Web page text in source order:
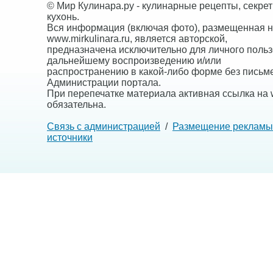
© Мир Кулинара.ру - кулинарные рецепты,
кухонь.
Вся информация (включая фото), размещенная
www.mirkulinara.ru, является авторской,
предназначена исключительно для личного
дальнейшему воспроизведению и/или
распространению в какой-либо форме без
Администрации портала.
При перепечатке материала активная ссылка на
обязательна.
Связь с администрацией / Размещение рекламы
источники